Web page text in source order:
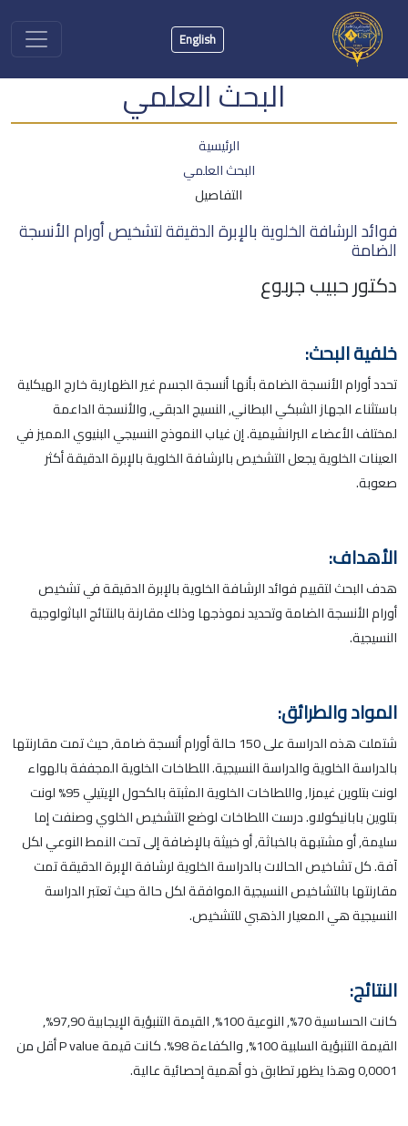
English
البحث العلمي
الرئيسية
البحث العلمي
التفاصيل
فوائد الرشافة الخلوية بالإبرة الدقيقة لتشخيص أورام الأنسجة
الضامة
دكتور حبيب جربوع
خلفية البحث:
تحدد أورام الأنسجة الضامة بأنها أنسجة الجسم غير الظهارية خارج الهيكلية
باستثناء الجهاز الشبكي البطاني, النسيج الدبقي, والأنسجة الداعمة
لمختلف الأعضاء البرانشيمية. إن غياب النموذج النسيجي البنيوي المميز في
العينات الخلوية يجعل التشخيص بالرشافة الخلوية بالإبرة الدقيقة أكثر
صعوبة.
الأهداف:
هدف البحث لتقييم فوائد الرشافة الخلوية بالإبرة الدقيقة في تشخيص
أورام الأنسجة الضامة وتحديد نموذجها وذلك مقارنة بالنتائج الباثولوجية
النسيجية.
المواد والطرائق:
شتملت هذه الدراسة على 150 حالة أورام أنسجة ضامة, حيث تمت مقارنتها
بالدراسة الخلوية والدراسة النسيجية. اللطاخات الخلوية المجففة بالهواء
لونت بتلوين غيمزا, واللطاخات الخلوية المثبتة بالكحول الإيتيلي 95% لونت
بتلوين بابانيكولاو. درست اللطاخات لوضع التشخيص الخلوي وصنفت إما
سليمة, أو مشتبهة بالخباثة, أو خبيثة بالإضافة إلى تحت النمط النوعي لكل
آفة. كل تشاخيص الحالات بالدراسة الخلوية لرشافة الإبرة الدقيقة تمت
مقارنتها بالتشاخيص النسيجية الموافقة لكل حالة حيث تعتبر الدراسة
النسيجية هي المعيار الذهبي للتشخيص.
النتائج:
كانت الحساسية 70%, النوعية 100%, القيمة التنبؤية الإيجابية 97,90%,
القيمة التنبؤية السلبية 100%, والكفاءة 98%. كانت قيمة P value أقل من
0,0001 وهذا يظهر تطابق ذو أهمية إحصائية عالية.